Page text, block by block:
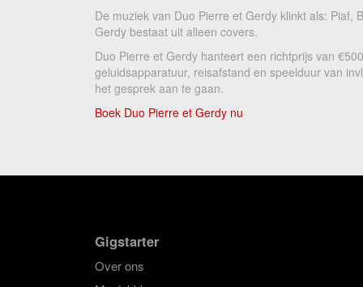
De muziek van Duo Pierre et Gerdy klinkt als:
Gerdy bestaat uit alleen covers.
Duo Pierre et Gerdy hanteert een richtprijs van
geluidsapparatuur, reisafstand en speelduur van
het gesprek aan te gaan.
Boek Duo Pierre et Gerdy nu
Gigstarter
Over ons